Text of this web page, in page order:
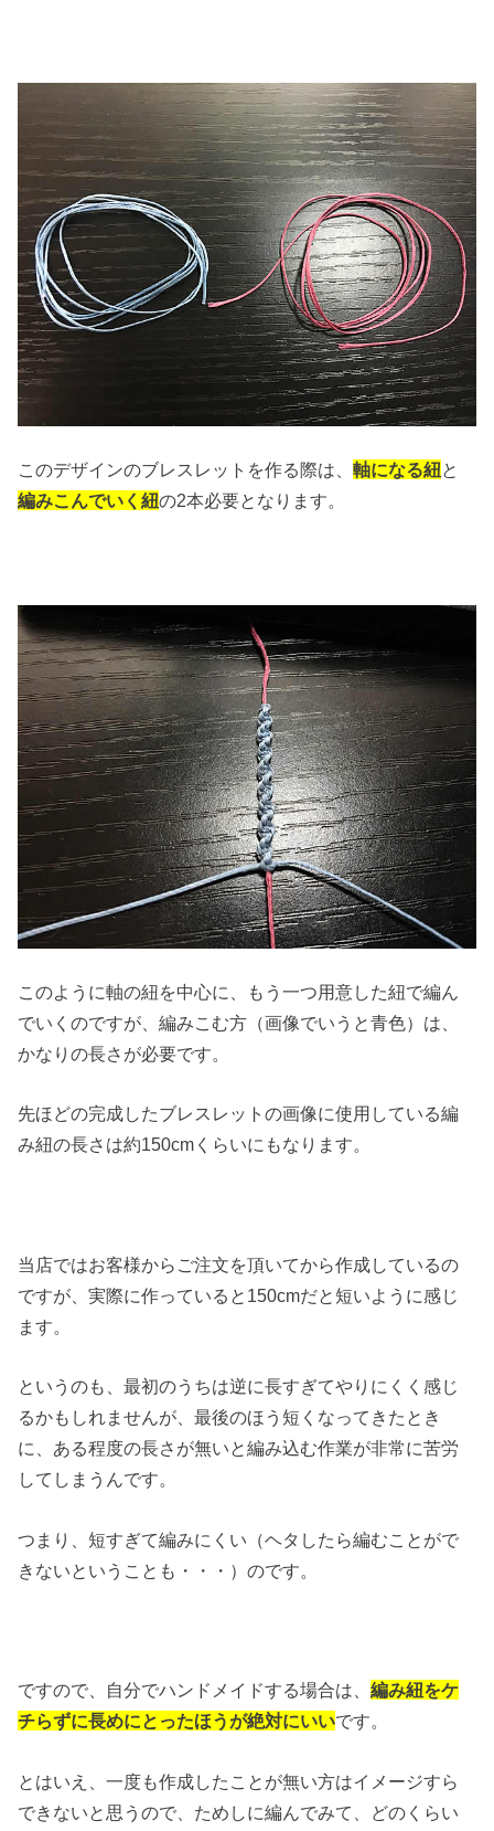
このデザインのブレスレットを作る際は、軸になる紐と
編みこんでいく紐の2本必要となります。
このように軸の紐を中心に、もう一つ用意した紐で編ん
でいくのですが、編みこむ方（画像でいうと青色）は、
かなりの長さが必要です。
先ほどの完成したブレスレットの画像に使用している編
み紐の長さは約150cmくらいにもなります。
当店ではお客様からご注文を頂いてから作成しているの
ですが、実際に作っていると150cmだと短いように感じ
ます。
というのも、最初のうちは逆に長すぎてやりにくく感じ
るかもしれませんが、最後のほう短くなってきたとき
に、ある程度の長さが無いと編み込む作業が非常に苦労
してしまうんです。
つまり、短すぎて編みにくい（ヘタしたら編むことがで
きないということも・・・）のです。
ですので、自分でハンドメイドする場合は、編み紐をケ
チらずに長めにとったほうが絶対にいいです。
とはいえ、一度も作成したことが無い方はイメージすら
できないと思うので、ためしに編んでみて、どのくらい